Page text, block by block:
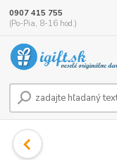
0907 415 755
(Po-Pia, 8-16 hod.)